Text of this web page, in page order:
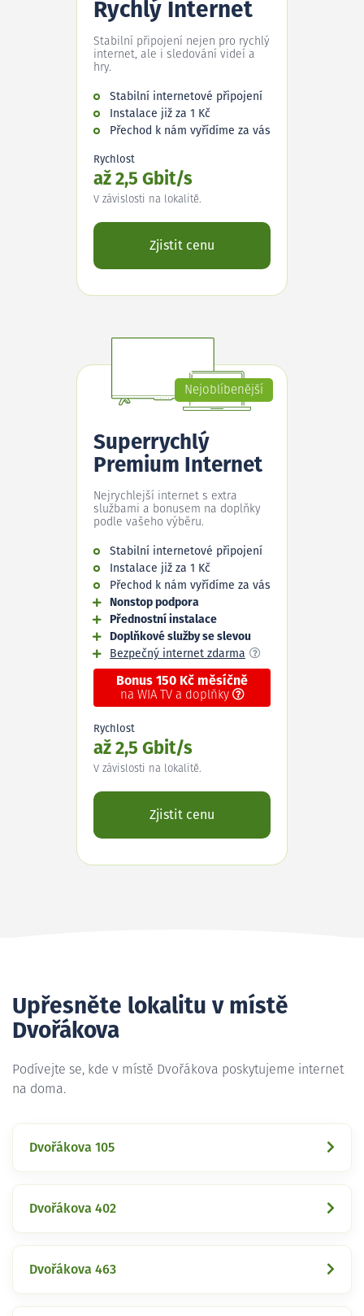
Rychlý Internet
Stabilní připojení nejen pro rychlý
internet, ale i sledování videí a
hry.
Stabilní internetové připojení
Instalace již za 1 Kč
Přechod k nám vyřídíme za vás
Rychlost
až 2,5 Gbit/s
V závislosti na lokalitě.
Zjistit cenu
Nejoblíbenější
Superrychlý
Premium Internet
Nejrychlejší internet s extra
službami a bonusem na doplňky
podle vašeho výběru.
Stabilní internetové připojení
Instalace již za 1 Kč
Přechod k nám vyřídíme za vás
Nonstop podpora
Přednostní instalace
Doplňkové služby se slevou
Bezpečný internet zdarma
Bonus 150 Kč měsíčně
na WIA TV a doplňky
Rychlost
až 2,5 Gbit/s
V závislosti na lokalitě.
Zjistit cenu
Upřesněte lokalitu v místě
Dvořákova
Podívejte se, kde v místě Dvořákova poskytujeme internet
na doma.
Dvořákova 105
Dvořákova 402
Dvořákova 463